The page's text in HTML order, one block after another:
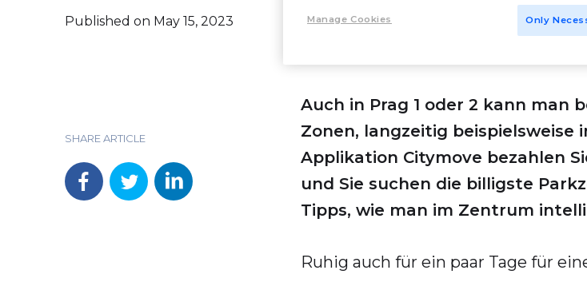
Published on May 15, 2023
SHARE ARTICLE
Auch in Prag 1 oder 2 kann man
Zonen, langzeitig beispielsweise
Applikation Citymove bezahlen
und Sie suchen die billigste
Tipps, wie man im Zentrum
Ruhig auch für ein paar Tage für
Only
Manage Cookies